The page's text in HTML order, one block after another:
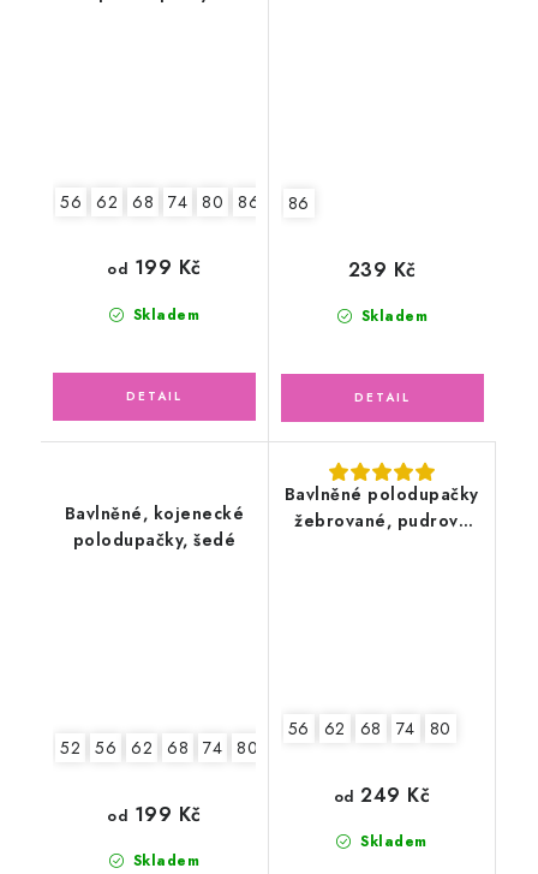
56 62 68 74 80 86 92
Skladem
od 199 Kč
86
Skladem
239 Kč
Bavlněné, kojenecké
polodupačky, šedé
52 56 62 68 74 80
Skladem
od 199 Kč
Bavlněné polodupačky
žebrované, pudrově
56 62 68 74 80
Skladem
od 249 Kč